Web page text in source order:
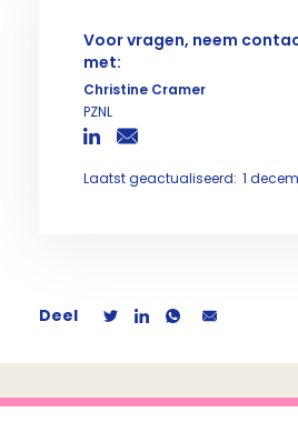
Voor vragen, neem
met:
Christine Cramer
PZNL
Laatst geactualiseerd: 1
Deel